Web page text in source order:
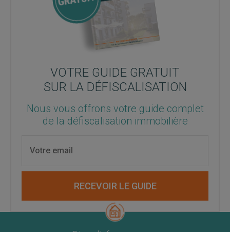
VOTRE GUIDE GRATUIT
SUR LA DÉFISCALISATION
Nous vous offrons votre guide complet
de la défiscalisation immobilière
RECEVOIR LE GUIDE